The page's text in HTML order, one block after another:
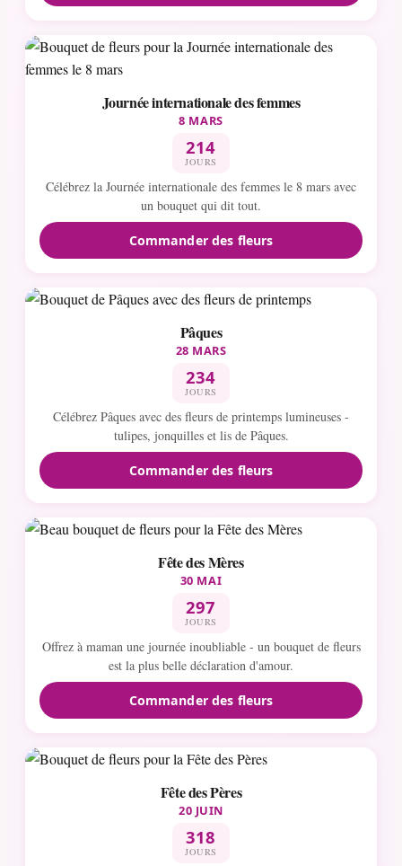
Journée internationale des femmes
8 MARS
214
JOURS
Célébrez la Journée internationale des femmes le 8 mars avec
un bouquet qui dit tout.
Commander des fleurs
Pâques
28 MARS
234
JOURS
Célébrez Pâques avec des fleurs de printemps lumineuses -
tulipes, jonquilles et lis de Pâques.
Commander des fleurs
Fête des Mères
30 MAI
297
JOURS
Offrez à maman une journée inoubliable - un bouquet de fleurs
est la plus belle déclaration d'amour.
Commander des fleurs
Fête des Pères
20 JUIN
318
JOURS